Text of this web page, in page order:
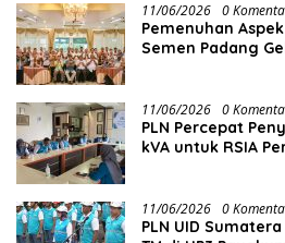
11/06/2026 0
Pemenuhan
Semen Padang
11/06/2026 0
PLN Percepat
kVA untuk RSIA
11/06/2026 0
PLN UID